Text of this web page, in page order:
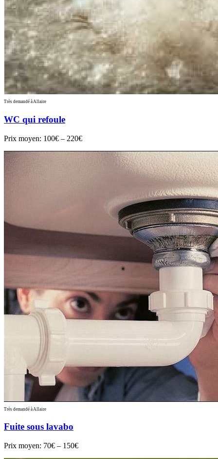
Très demandé à Allaire
WC qui refoule
Prix moyen: 100€ – 220€
Très demandé à Allaire
Fuite sous lavabo
Prix moyen: 70€ – 150€